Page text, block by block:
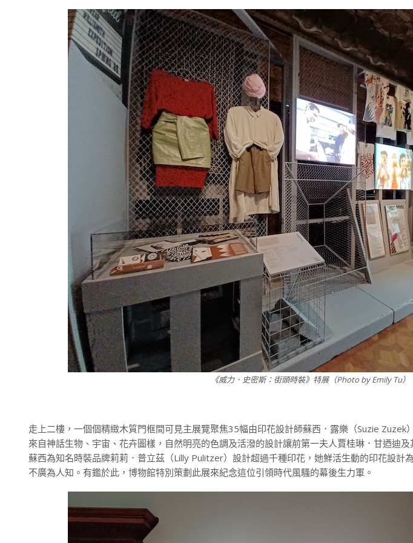
《威力．史密斯：街頭時裝》特展（Photo by Emily Tu）
走上二樓，一個個精緻木質門框間可見主展覽聚焦35幅由印花設計師蘇西．露樂（Suzie Zuzek
來自神話生物、宇宙、花卉圖樣，自然明亮的色調及活潑的設計讓前第一夫人賈桂琳．甘迺迪
蘇西為知名時裝品牌莉莉．普立茲（Lilly Pulitzer）設計超過千種印花，她鮮活生動的印花設計
不廣為人知。有鑑於此，博物館特別策劃此展來紀念這位引領時代風騷的幕後生力軍。